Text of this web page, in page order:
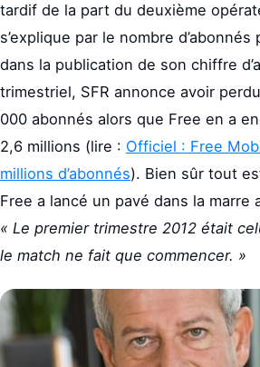
tardif de la part du deuxième
s’explique par le nombre
dans la publication de son chiffre
trimestriel, SFR annonce avoir
000 abonnés alors que Free en a
2,6 millions (lire : Officiel : Free
millions d’abonnés). Bien sûr tout
Free a lancé un pavé dans la marre
« Le premier trimestre 2012 était
le match ne fait que commencer. »